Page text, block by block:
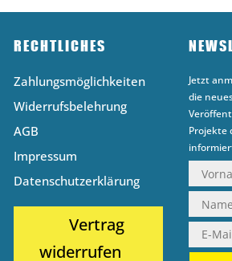
RECHTLICHES
Zahlungsmöglichkeiten
Widerrufsbelehrung
AGB
Impressum
Datenschutzerklärung
Vertrag
widerrufen
Jetzt
die
Projekte